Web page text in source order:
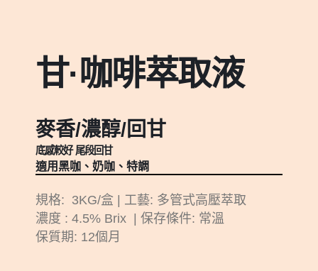
甘·咖啡萃取液
麥香/濃醇/回甘
底感較好 尾段回甘
適用黑咖 、奶咖 、特調
規格: 3KG/盒 | 工藝: 多管式高壓萃取
濃度 : 4.5% Brix | 保存條件: 常溫
保質期: 12個月